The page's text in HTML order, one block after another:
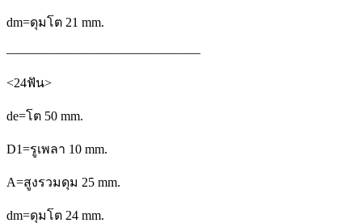
dm=ดุมโต 21 mm.
———————————————
<24ฟัน>
de=โต 50 mm.
D1=รูเพลา 10 mm.
A=สูงรวมดุม 25 mm.
dm=ดุมโต 24 mm.